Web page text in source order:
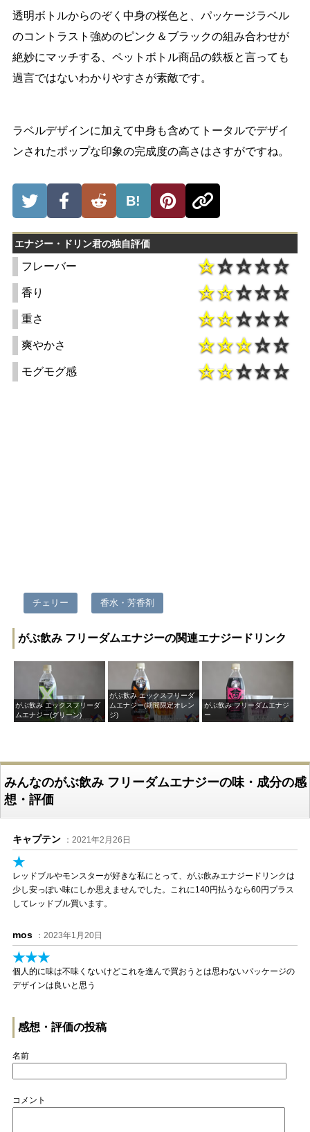
透明ボトルからのぞく中身の桜色と、パッケージラベル
のコントラスト強めのピンク＆ブラックの組み合わせが
絶妙にマッチする、ペットボトル商品の鉄板と言っても
過言ではないわかりやすさが素敵です。
ラベルデザインに加えて中身も含めてトータルでデザイ
ンされたポップな印象の完成度の高さはさすがですね。
B!
エナジー・ドリン君の独自評価
フレーバー
香り
重さ
爽やかさ
モグモグ感
チェリー 香水・芳香剤
がぶ飲み フリーダムエナジーの関連エナジードリンク
がぶ飲み エックスフリーダ
ムエナジー(グリーン)
がぶ飲み エックスフリーダ
ムエナジー(期間限定オレン
ジ)
がぶ飲み フリーダムエナジ
ー
みんなのがぶ飲み フリーダムエナジーの味・成分の感
想・評価
キャプテン ：2021年2月26日
★
レッドブルやモンスターが好きな私にとって、がぶ飲みエナジードリンクは
少し安っぽい味にしか思えませんでした。これに140円払うなら60円プラス
してレッドブル買います。
mos ：2023年1月20日
★★★
個人的に味は不味くないけどこれを進んで買おうとは思わないパッケージの
デザインは良いと思う
感想・評価の投稿
名前
コメント